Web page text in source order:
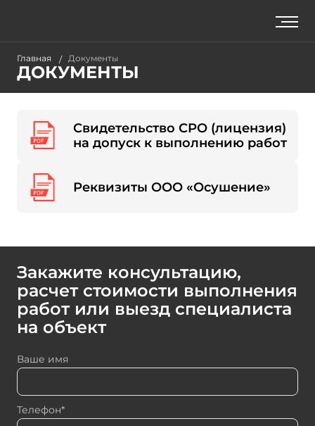
Главная Документы
ДОКУМЕНТЫ
Свидетельство СРО (лицензия)
на допуск к выполнению работ
Реквизиты ООО «Осушение»
Закажите консультацию,
расчет стоимости выполнения
работ или выезд специалиста
на объект
Ваше имя
Телефон*